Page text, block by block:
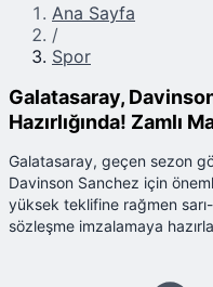
Ana Sayfa
/
Spor
Galatasaray,
Hazırlığında! Zamlı
Galatasaray, geçen sezon
Davinson Sanchez için
yüksek teklifine rağmen sarı-
sözleşme imzalamaya